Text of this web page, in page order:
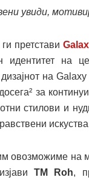
увиди,
претстави
идентитет на
на
за
стилови и
овозможиме на
TM Roh,